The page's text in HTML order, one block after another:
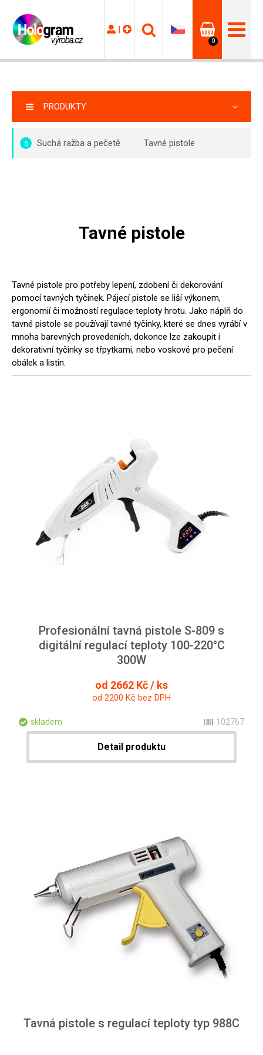
|
0
PRODUKTY
5 Suchá ražba a pečetě Tavné pistole
Tavné pistole
Tavné pistole pro potřeby lepení, zdobení či dekorování
pomocí tavných tyčinek. Pájecí pistole se liší výkonem,
ergonomií či možností regulace teploty hrotu. Jako náplň do
tavné pistole se používají tavné tyčinky, které se dnes vyrábí v
mnoha barevných provedeních, dokonce lze zakoupit i
dekorativní tyčinky se třpytkami, nebo voskové pro pečení
obálek a listin.
Profesionální tavná pistole S-809 s
digitální regulací teploty 100-220°C
300W
od 2662 Kč / ks
od 2200 Kč bez DPH
skladem 102767
Detail produktu
Tavná pistole s regulací teploty typ 988C